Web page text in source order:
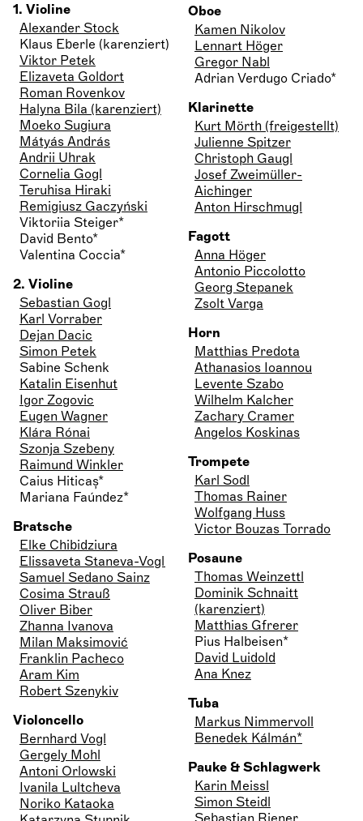
1. Violine
Alexander Stock
Klaus Eberle (karenziert)
Viktor Petek
Elizaveta Goldort
Roman Rovenkov
Halyna Bila (karenziert)
Moeko Sugiura
Mátyás András
Andrii Uhrak
Cornelia Gogl
Teruhisa Hiraki
Remigiusz Gaczyński
Viktoriia Steiger*
David Bento*
Valentina Coccia*
2. Violine
Sebastian Gogl
Karl Vorraber
Dejan Dacic
Simon Petek
Sabine Schenk
Katalin Eisenhut
Igor Zogovic
Eugen Wagner
Klára Rónai
Szonja Szebeny
Raimund Winkler
Caius Hiticaș*
Mariana Faúndez*
Bratsche
Elke Chibidziura
Elissaveta Staneva-Vogl
Samuel Sedano Sainz
Cosima Strauß
Oliver Biber
Zhanna Ivanova
Milan Maksimović
Franklin Pacheco
Aram Kim
Robert Szenykiv
Violoncello
Bernhard Vogl
Gergely Mohl
Antoni Orlowski
Ivanila Lultcheva
Noriko Kataoka
Oboe
Kamen Nikolov
Lennart Höger
Gregor Nabl
Adrian Verdugo Criado*
Klarinette
Kurt Mörth (freigestellt)
Julienne Spitzer
Christoph Gaugl
Josef Zweimüller-
Aichinger
Anton Hirschmugl
Fagott
Anna Höger
Antonio Piccolotto
Georg Stepanek
Zsolt Varga
Horn
Matthias Predota
Athanasios Ioannou
Levente Szabo
Wilhelm Kalcher
Zachary Cramer
Angelos Koskinas
Trompete
Karl Sodl
Thomas Rainer
Wolfgang Huss
Victor Bouzas Torrado
Posaune
Thomas Weinzettl
Dominik Schnaitt
(karenziert)
Matthias Gfrerer
Pius Halbeisen*
David Luidold
Ana Knez
Tuba
Markus Nimmervoll
Benedek Kálmán*
Pauke & Schlagwerk
Karin Meissl
Simon Steidl